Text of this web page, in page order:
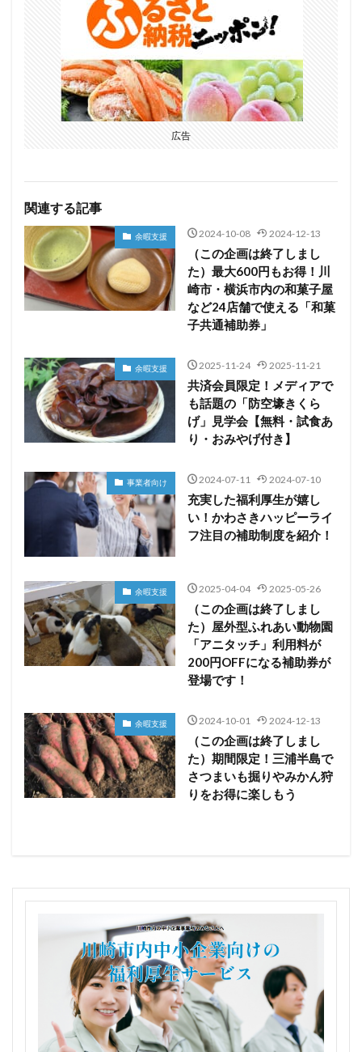
広告
関連する記事
余暇支援 2024-10-08 2024-12-13
（この企画は終了しまし
た）最大600円もお得！川
崎市・横浜市内の和菓子屋
など24店舗で使える「和菓
子共通補助券」
余暇支援 2025-11-24 2025-11-21
共済会員限定！メディアで
も話題の「防空壕きくら
げ」見学会【無料・試食あ
り・おみやげ付き】
事業者向け 2024-07-11 2024-07-10
充実した福利厚生が嬉し
い！かわさきハッピーライ
フ注目の補助制度を紹介！
余暇支援 2025-04-04 2025-05-26
（この企画は終了しまし
た）屋外型ふれあい動物園
「アニタッチ」利用料が
200円OFFになる補助券が
登場です！
余暇支援 2024-10-01 2024-12-13
（この企画は終了しまし
た）期間限定！三浦半島で
さつまいも掘りやみかん狩
りをお得に楽しもう